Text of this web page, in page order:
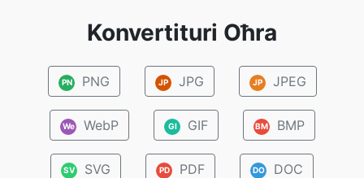
Konvertituri Oħra
PN PNG JP JPG JP JPEG
We WebP GI GIF BM BMP
SV SVG PD PDF DO DOC